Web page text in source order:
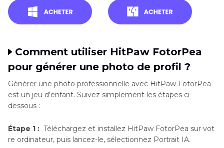
Comment utiliser HitPaw FotorPea
pour générer une photo de profil ?
Générer une photo professionnelle avec HitPaw FotorPea
est un jeu d'enfant. Suivez simplement les étapes ci-
dessous :
Étape 1 : Téléchargez et installez HitPaw FotorPea sur vot
re ordinateur, puis lancez-le, sélectionnez Portrait IA.